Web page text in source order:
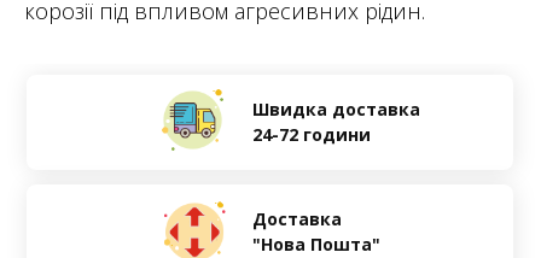
корозії під впливом агресивних рідин.
Швидка доставка
24-72 години
Доставка
"Нова Пошта"